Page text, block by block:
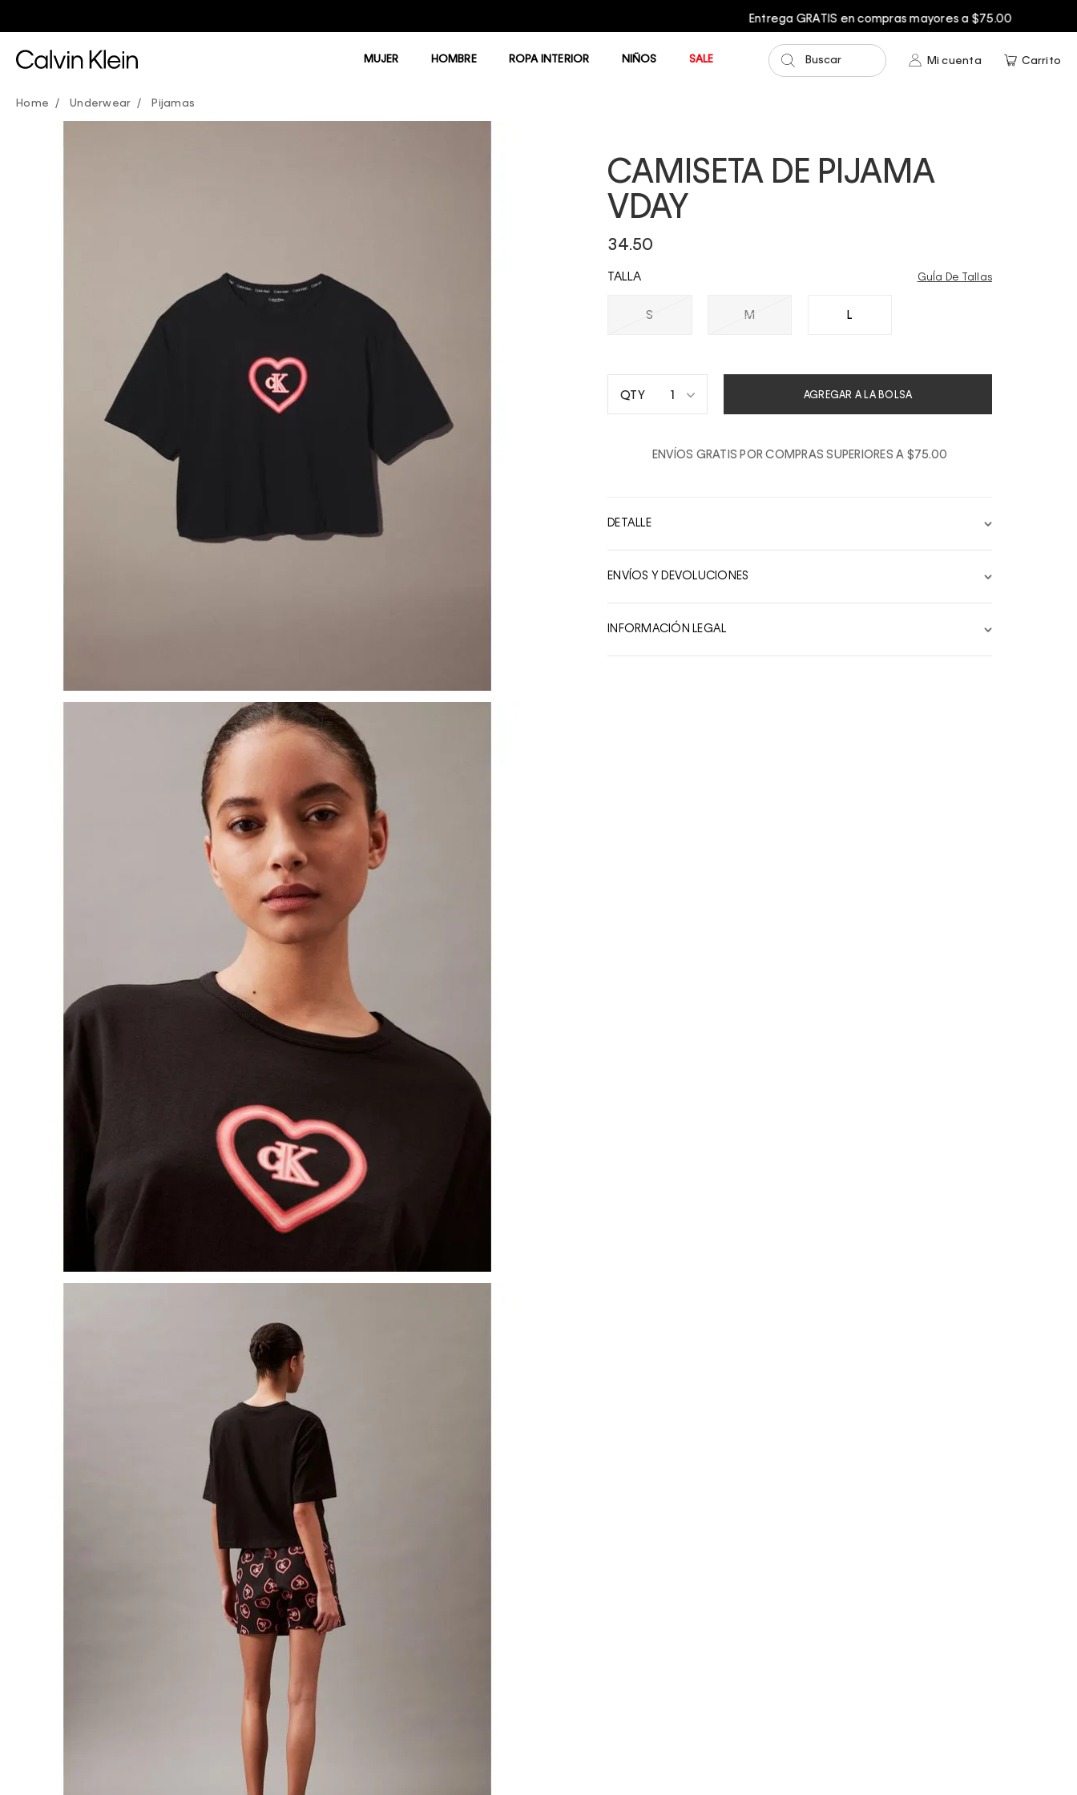
Buscar Mi cuenta Carrito
MUJER HOMBRE ROPA INTERIOR NIÑOS SALE
Underwear Pijamas
CAMISETA DE PIJAMA
VDAY
34.50
TALLA
S M L
GuÍa De Tallas
QTY 1
5
10
AGREGAR A LA BOLSA
ENVÍOS GRATIS POR COMPRAS SUPERIORES A $75.00
DETALLE
ENVÍOS Y DEVOLUCIONES
INFORMACIÓN LEGAL